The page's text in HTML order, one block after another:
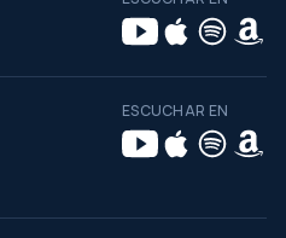
ESCUCHAR EN